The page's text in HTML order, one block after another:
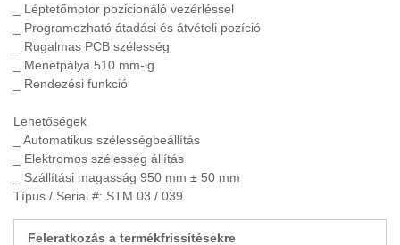
HOMOGENIZÁTOR
HŰTÉS, FOLYADÉKHŰTŐK
HŰTVESZÁRÍTÓ
HULLADÉKKEZELÉS
KÁBEL
KÁBEL BLANKOLÓ GÉP
KAPCSOLÓSZEKRÉNY (1)
_ Léptetőmotor pozicionáló vezérléssel
_ Programozható átadási és átvételi pozíció
_ Rugalmas PCB szélesség
_ Menetpálya 510 mm-ig
_ Rendezési funkció
Lehetőségek
_ Automatikus szélességbeállítás
_ Elektromos szélesség állítás
_ Szállítási magasság 950 mm ± 50 mm
Típus / Serial #: STM 03 / 039
Feleratkozás a termékfrissítésekre